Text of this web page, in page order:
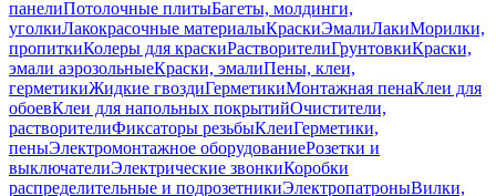
панелиПотолочные плитыБагеты, молдинги,
уголкиЛакокрасочные материалыКраскиЭмалиЛакиМорилки,
пропиткиКолеры для краскиРастворителиГрунтовкиКраски,
эмали аэрозольныеКраски, эмалиПены, клеи,
герметикиЖидкие гвоздиГерметикиМонтажная пенаКлеи для
обоевКлеи для напольных покрытийОчистители,
растворителиФиксаторы резьбыКлеиГерметики,
пеныЭлектромонтажное оборудованиеРозетки и
выключателиЭлектрические звонкиКоробки
распределительные и подрозетникиЭлектропатроныВилки,